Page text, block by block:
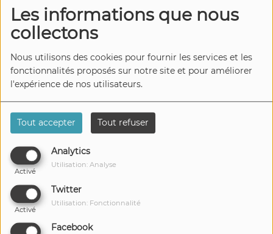
Les informations que nous
collectons
Nous utilisons des cookies pour fournir les services et les
fonctionnalités proposés sur notre site et pour améliorer
l'expérience de nos utilisateurs.
Tout accepter Tout refuser
Analytics
Activé
Utilisation: Analyse
Twitter
Activé
Utilisation: Fonctionnalité
Facebook
10 JANVIER 2025
Écouter le podcast
Aujourd’hui, impossible de passer
à côté d’un événement marquant :
trois anciens projets du rappeur
parisien Népal ont enfin été
rendus disponibles sur les
plateformes de streaming. Une
nouvelle qui a secoué la